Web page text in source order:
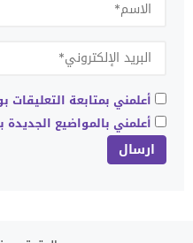
أعلمني بمتابعة التعليقات
أعلمني بالمواضيع الجديدة